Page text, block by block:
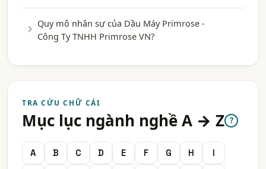
Quy mô nhân sự của Dầu Máy Primrose -
Công Ty TNHH Primrose VN?
TRA CỨU CHỮ CÁI
Mục lục ngành nghề A → Z ?
A B C D E F G H
I